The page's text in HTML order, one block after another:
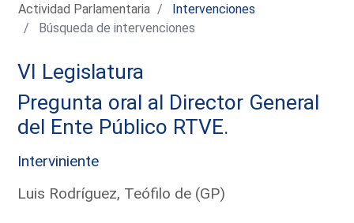
Actividad Parlamentaria
Intervenciones
Búsqueda de intervenciones
VI Legislatura
Pregunta oral al Director General
del Ente Público RTVE.
Interviniente
Luis Rodríguez, Teófilo de (GP)